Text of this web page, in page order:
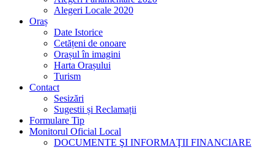
Alegeri Locale 2020
Oraș
Date Istorice
Cetățeni de onoare
Orașul în imagini
Harta Orașului
Turism
Contact
Sesizări
Sugestii și Reclamații
Formulare Tip
Monitorul Oficial Local
DOCUMENTE ŞI INFORMAŢII FINANCIARE